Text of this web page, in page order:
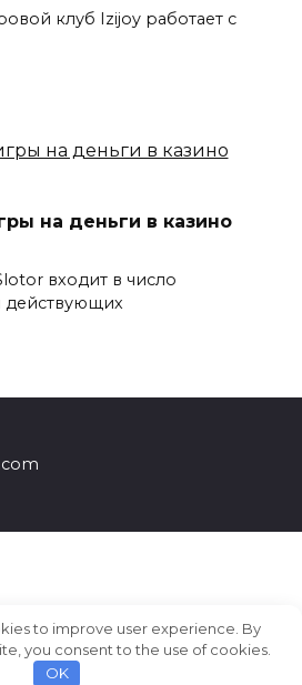
клуб Izijoy работает с
на деньги в казино
входит в число
to improve user experience. By
you consent to the use of cookies.
OK